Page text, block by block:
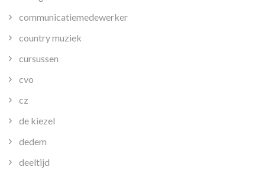
communicatiemedewerker
country muziek
cursussen
cvo
cz
de kiezel
dedem
deeltijd